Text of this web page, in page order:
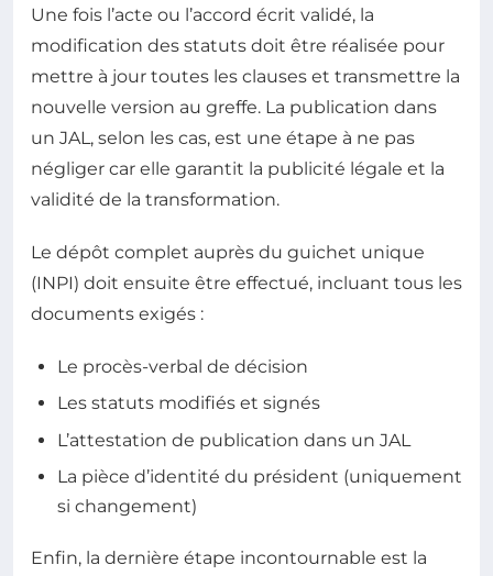
Une fois l’acte ou l’accord écrit validé, la
modification des statuts doit être réalisée pour
mettre à jour toutes les clauses et transmettre la
nouvelle version au greffe. La publication dans
un JAL, selon les cas, est une étape à ne pas
négliger car elle garantit la publicité légale et la
validité de la transformation.
Le dépôt complet auprès du guichet unique
(INPI) doit ensuite être effectué, incluant tous les
documents exigés :
Le procès-verbal de décision
Les statuts modifiés et signés
L’attestation de publication dans un JAL
La pièce d’identité du président (uniquement
si changement)
Enfin, la dernière étape incontournable est la